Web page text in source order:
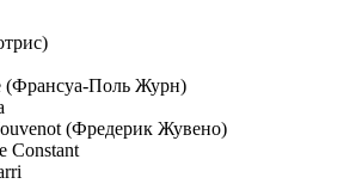
(Франсуа-Поль Журн)
(Фредерик Жувено)
Constant